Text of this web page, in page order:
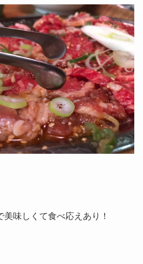
味しくて食べ応えあり！